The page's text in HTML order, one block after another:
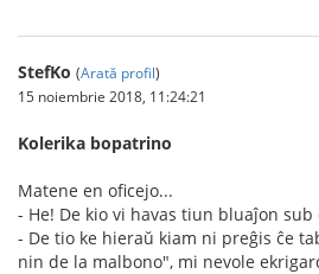
StefKo (Arată profil)
15 noiembrie 2018, 11:24:21
Kolerika bopatrino
Matene en oficejo...
- He! De kio vi havas tiun bluaĵon sub
- De tio ke hieraŭ kiam ni preĝis ĉe
nin de la malbono", mi nevole